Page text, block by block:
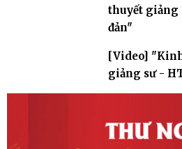
thuyết giảng
đản"
[Video]
giảng sư -